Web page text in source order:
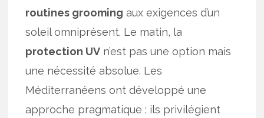
routines grooming aux exigences d’un
soleil omniprésent. Le matin, la
protection UV n’est pas une option mais
une nécessité absolue. Les
Méditerranéens ont développé une
approche pragmatique : ils privilégient